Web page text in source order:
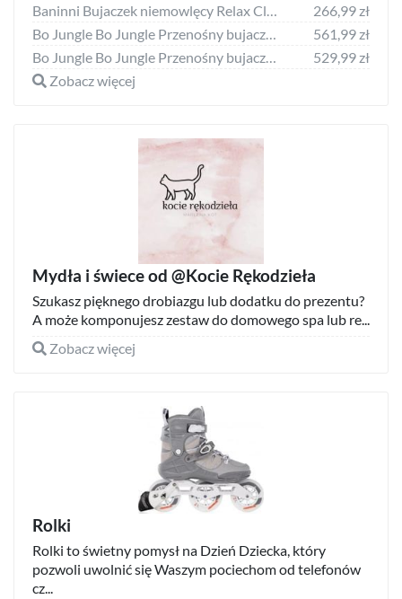
Baninni Bujaczek niemowlęcy Relax Classic, czarny, BNBO002-BKCL
266,99 zł
Bo Jungle Bo Jungle Przenośny bujaczek niemowlęcy Dolphy, naturalny i biały
561,99 zł
Bo Jungle Bo Jungle Przenośny bujaczek niemowlęcy Dolphy, szaro-różowy
529,99 zł
Zobacz więcej
Mydła i świece od @Kocie Rękodzieła
Szukasz pięknego drobiazgu lub dodatku do prezentu?
A może komponujesz zestaw do domowego spa lub re...
Zobacz więcej
Rolki
Rolki to świetny pomysł na Dzień Dziecka, który
pozwoli uwolnić się Waszym pociechom od telefonów
cz...